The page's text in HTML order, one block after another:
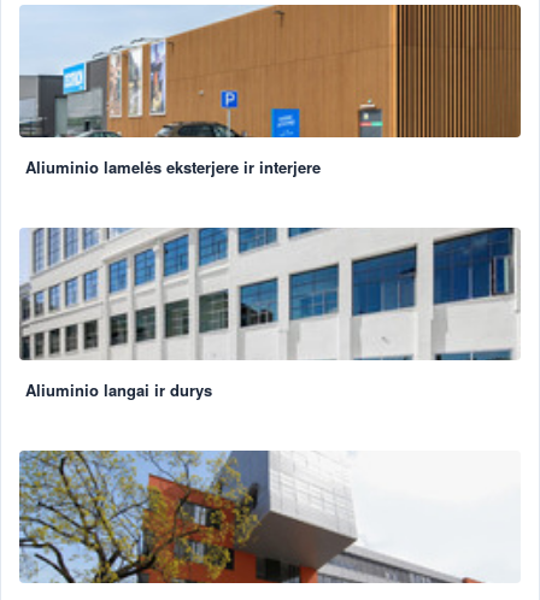
Aliuminio lamelės eksterjere ir interjere
Aliuminio langai ir durys